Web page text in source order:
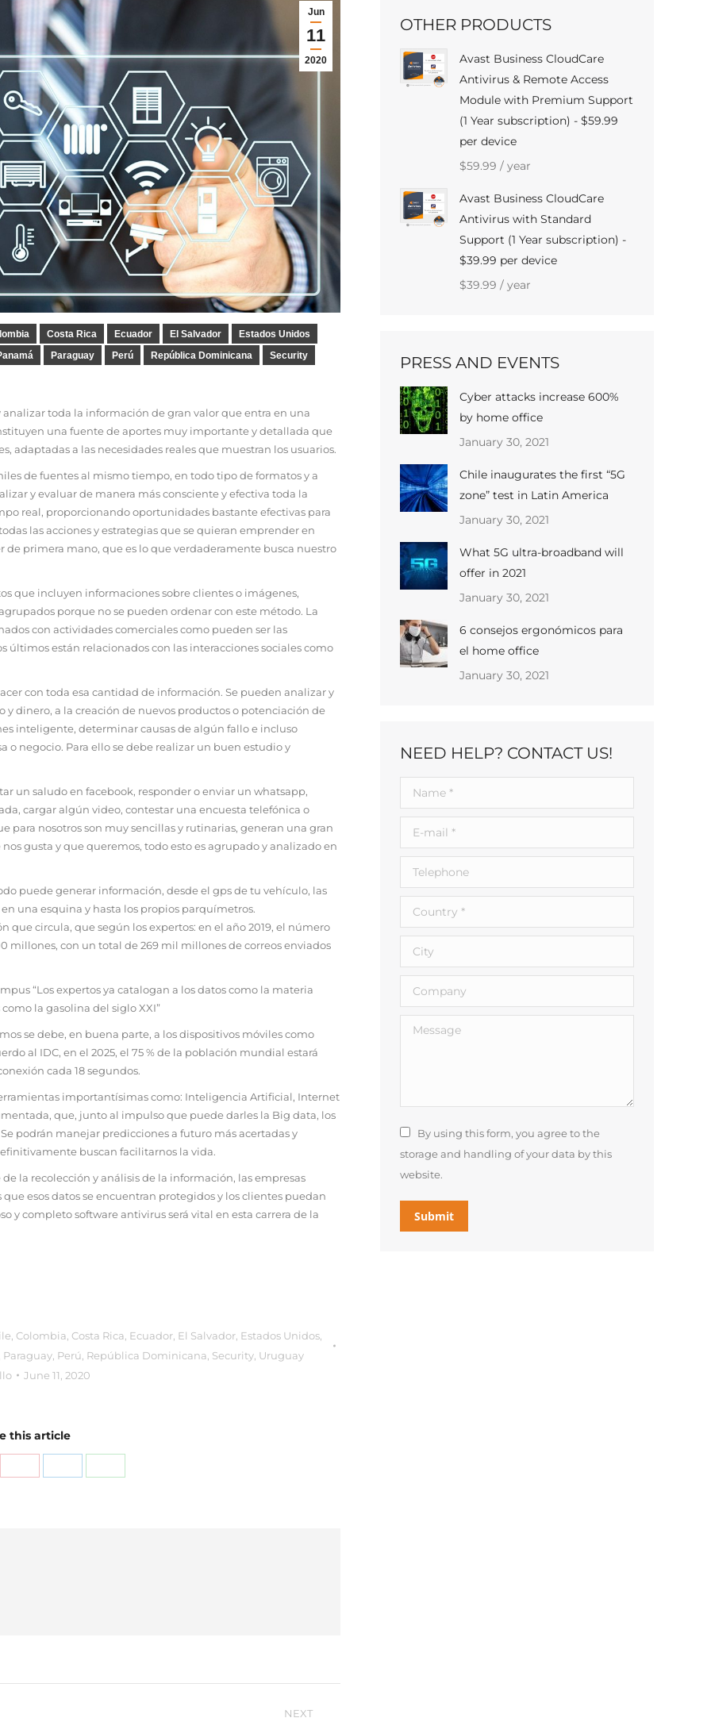
Jun
11
2020
Costa Rica Ecuador El Salvador
Estados Unidos
Paraguay Perú República Dominicana
Security
toda la información de gran valor que entra en una
una fuente de aportes muy importante y detallada que
adaptadas a las necesidades reales que muestran los usuarios.
de fuentes al mismo tiempo, en todo tipo de formatos y a
y evaluar de manera más consciente y efectiva toda la
real, proporcionando oportunidades bastante efectivas para
las acciones y estrategias que se quieran emprender en
primera mano, que es lo que verdaderamente busca nuestro
que incluyen informaciones sobre clientes o imágenes,
porque no se pueden ordenar con este método. La
con actividades comerciales como pueden ser las
últimos están relacionados con las interacciones sociales como
con toda esa cantidad de información. Se pueden analizar y
dinero, a la creación de nuevos productos o potenciación de
inteligente, determinar causas de algún fallo e incluso
o negocio. Para ello se debe realizar un buen estudio y
un saludo en facebook, responder o enviar un whatsapp,
cargar algún video, contestar una encuesta telefónica o
para nosotros son muy sencillas y rutinarias, generan una gran
gusta y que queremos, todo esto es agrupado y analizado en
puede generar información, desde el gps de tu vehículo, las
una esquina y hasta los propios parquímetros.
circula, que según los expertos: en el año 2019, el número
millones, con un total de 269 mil millones de correos enviados
“Los expertos ya catalogan a los datos como la materia
la gasolina del siglo XXI”
se debe, en buena parte, a los dispositivos móviles como
al IDC, en el 2025, el 75 % de la población mundial estará
cada 18 segundos.
importantísimas como: Inteligencia Artificial, Internet
que, junto al impulso que puede darles la Big data, los
podrán manejar predicciones a futuro más acertadas y
buscan facilitarnos la vida.
la recolección y análisis de la información, las empresas
esos datos se encuentran protegidos y los clientes puedan
y completo software antivirus será vital en esta carrera de la
Colombia Costa Rica Ecuador El Salvador Estados Unidos
Paraguay Perú República Dominicana Security Uruguay
June 11, 2020
this article
Share Share Share
NEXT
OTHER PRODUCTS
Avast Business CloudCare
Antivirus & Remote Access
Module with Premium Support
(1 Year subscription) - $59.99
per device
$59.99 / year
Avast Business CloudCare
Antivirus with Standard
Support (1 Year subscription) -
$39.99 per device
$39.99 / year
PRESS AND EVENTS
Cyber ​​attacks increase 600%
by home office
January 30, 2021
Chile inaugurates the first “5G
zone” test in Latin America
January 30, 2021
What 5G ultra-broadband will
offer in 2021
January 30, 2021
6 consejos ergonómicos para
el home office
January 30, 2021
NEED HELP? CONTACT US!
Name *
E-mail *
Telephone
Country *
City
Company
Message
By using this form, you agree to the
storage and handling of your data by this
website.
Submit